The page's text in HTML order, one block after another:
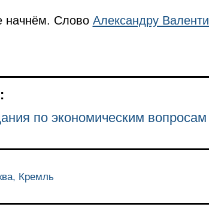
начнём. Слово Александру
по экономическим вопросам
Кремль